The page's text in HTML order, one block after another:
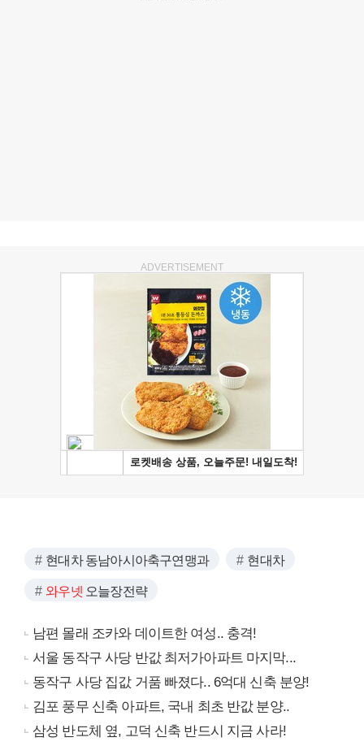
ADVERTISEMENT
현대차 동남아시아축구연맹과 현대차
와우넷 오늘장전략
남편 몰래 조카와 데이트한 여성.. 충격!
서울 동작구 사당 반값 최저가아파트 마지막...
동작구 사당 집값 거품 빠졌다.. 6억대 신축 분양!
김포 풍무 신축 아파트, 국내 최초 반값 분양..
삼성 반도체 옆, 고덕 신축 반드시 지금 사라!